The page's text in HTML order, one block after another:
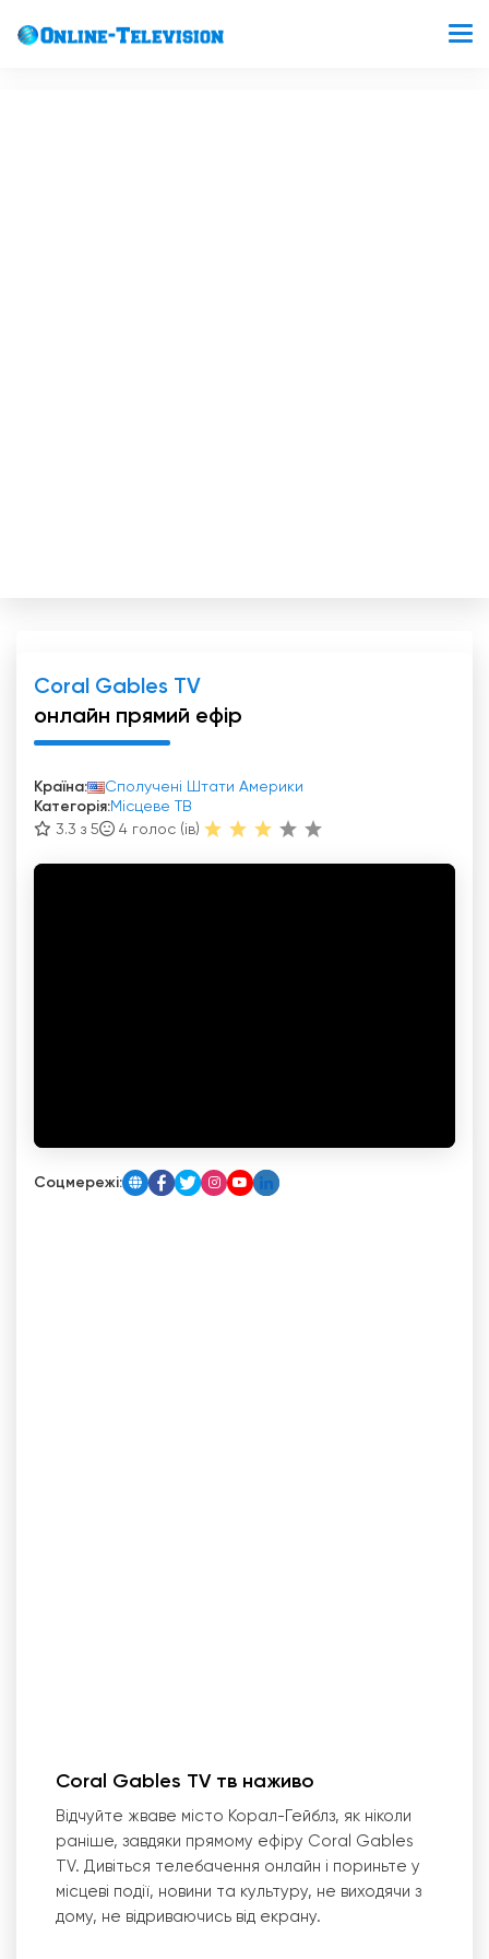
Coral Gables TV
онлайн прямий ефір
Країна:
Сполучені Штати Америки
Категорія:Місцеве ТВ
3.3 з 5
4 голос (ів)
Соцмережі:
Coral Gables TV тв наживо
Відчуйте жваве місто Корал-Гейблз, як ніколи
раніше, завдяки прямому ефіру Coral Gables
TV. Дивіться телебачення онлайн і пориньте у
місцеві події, новини та культуру, не виходячи з
дому, не відриваючись від екрану.